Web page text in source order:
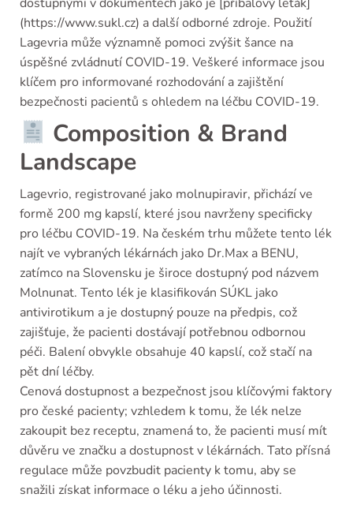
(https://www.sukl.cz) a další odborné zdroje. Použití
Lagevria může významně pomoci zvýšit šance na
úspěšné zvládnutí COVID-19. Veškeré informace jsou
klíčem pro informované rozhodování a zajištění
bezpečnosti pacientů s ohledem na léčbu COVID-19.
Composition & Brand
Landscape
Lagevrio, registrované jako molnupiravir, přichází ve
formě 200 mg kapslí, které jsou navrženy specificky
pro léčbu COVID-19. Na českém trhu můžete tento lék
najít ve vybraných lékárnách jako Dr.Max a BENU,
zatímco na Slovensku je široce dostupný pod názvem
Molnunat. Tento lék je klasifikován SÚKL jako
antivirotikum a je dostupný pouze na předpis, což
zajišťuje, že pacienti dostávají potřebnou odbornou
péči. Balení obvykle obsahuje 40 kapslí, což stačí na
pět dní léčby.
Cenová dostupnost a bezpečnost jsou klíčovými faktory
pro české pacienty; vzhledem k tomu, že lék nelze
zakoupit bez receptu, znamená to, že pacienti musí mít
důvěru ve značku a dostupnost v lékárnách. Tato přísná
regulace může povzbudit pacienty k tomu, aby se
snažili získat informace o léku a jeho účinnosti.